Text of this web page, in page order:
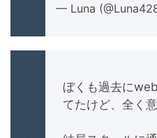
— Luna
ぼくも過去に
てたけど、全く